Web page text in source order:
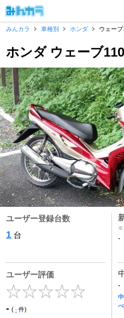
みんカラ
車種別 ホンダ ウェー
ホンダ ウェーブ
ユーザー登録台数
1 台
ユーザー評価
- ( - 件)
※
-
-